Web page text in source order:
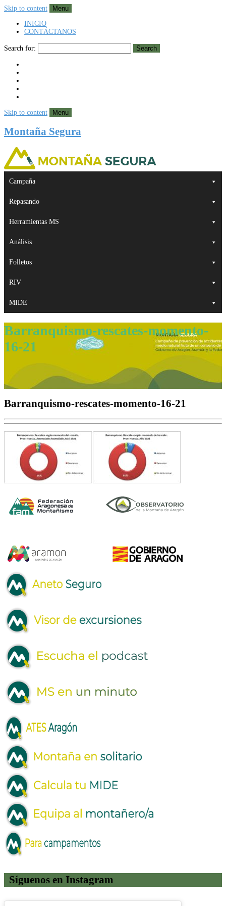
Skip to content
Menu
INICIO
CONTÁCTANOS
Search for: Search
Skip to content Menu
Montaña Segura
Campaña
Repasando
Herramientas MS
Análisis
Folletos
RIV
MIDE
Barranquismo-rescates-momento-
16-21
Barranquismo-rescates-momento-16-21
Síguenos en Instagram